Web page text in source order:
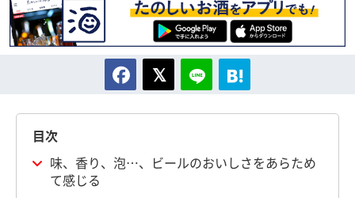
目次
味、香り、泡…、ビールのおいしさをあらため
て感じる